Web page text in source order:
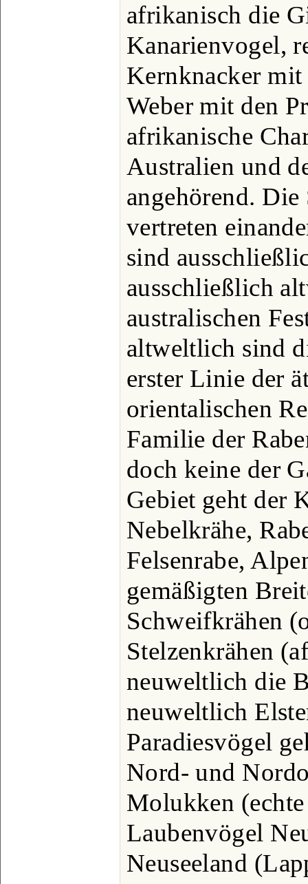
afrikanisch die
Kanarienvogel,
Kernknacker
Weber mit den
afrikanische
Australien und
angehörend.
vertreten
sind
ausschließlich
australischen
altweltlich sind
erster Linie der
orientalischen
Familie der
doch keine der
Gebiet geht der
Nebelkrähe,
Felsenrabe,
gemäßigten
Schweifkrähen
Stelzenkrähen
neuweltlich die
neuweltlich
Paradiesvögel
Nord- und
Molukken
Laubenvögel
Neuseeland